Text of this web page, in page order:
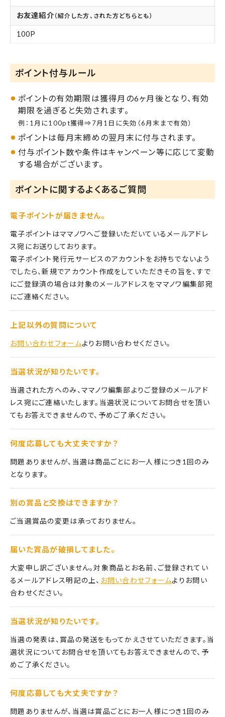
お友達紹介 （紹介した方、された方どちらとも）
100P
ポイント付与ルール
ポイントの有効期限は獲得月の6ヶ月後となり、有効
期限を過ぎると失効されます。
例：1月に100pt獲得⇒7月1日に失効（6月末まで有効）
ポイントは毎月末締めの翌月末に付与されます。
付与ポイント数や条件はキャンペーン等に応じて変動
する場合がございます。
ポイントに関するよくあるご質問
電子ポイントが届きません。
電子ポイントはママノワへご登録いただいているメールアドレ
ス宛にお送りしております。
電子ポイント発行元サービスのアカウントをお持ちでないよう
でしたら、新規でアカウント作成をしていただきその旨を、すで
にご登録済の場合は対象のメールアドレスをママノワ編集部宛
にご連絡ください。
上記以外の質問について
お問い合わせフォームよりお問い合わせください。
当選状況が知りたいです。
当選された方へのみ、ママノワ編集部よりご登録のメールアド
レス宛にご連絡いたします。当選状況についてお問合せを頂い
てもお答えできませんので、予めご了承ください。
何度応募しても大丈夫ですか？
問題ありませんが、当選は商品ごとにお一人様につき1回のみ
となります。
別の賞品と交換はできますか？
ご当選賞品の変更は承っておりません。
届いた賞品が破損してました。
大変申し訳ございません。対象商品とお名前、ご登録されてい
るメールアドレス明記の上、 お問い合わせフォームよりお問い
合わせください。
当選状況が知りたいです。
当選の発表は、賞品の発送をもってかえさせていただきます。当
選状況についてお問合せを頂いてもお答えできませんので、予
めご了承ください。
何度応募しても大丈夫ですか？
問題ありませんが、当選は賞品ごとにお一人様につき1回のみ